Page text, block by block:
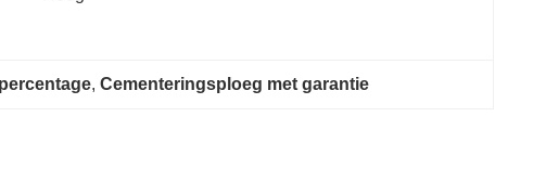
, Cementeringsploeg met garantie